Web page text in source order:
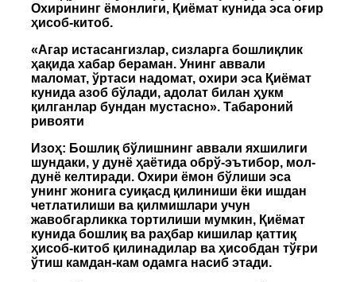
Охирининг ёмонлиги, Қиёмат кунида эса оғир
ҳисоб-китоб.
«Агар истасангизлар, сизларга бошлиқлик
ҳақида хабар бераман. Унинг аввали
маломат, ўртаси надомат, охири эса Қиёмат
кунида азоб бўлади, адолат билан ҳукм
қилганлар бундан мустасно». Табароний
ривояти
Изоҳ: Бошлиқ бўлишнинг аввали яхшилиги
шундаки, у дунё ҳаётида обрў-эътибор, мол-
дунё келтиради. Охири ёмон бўлиши эса
унинг жонига суиқасд қилиниши ёки ишдан
четлатилиши ва қилмишлари учун
жавобгарликка тортилиши мумкин, Қиёмат
кунида бошлиқ ва раҳбар кишилар қаттиқ
ҳисоб-китоб қилинадилар ва ҳисобдан тўғри
ўтиш камдан-кам одамга насиб этади.